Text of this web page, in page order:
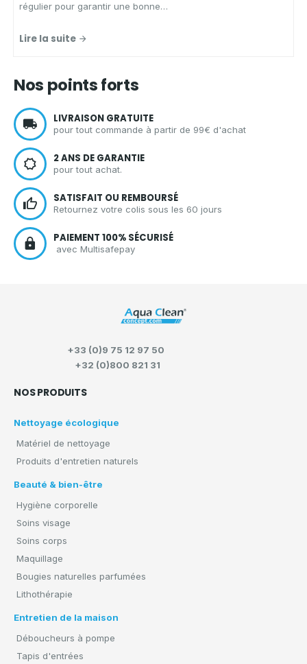
régulier pour garantir une bonne
spécialiste des solutions
d'entretien écologiques et zéro
écologiquepournettoyer votre
cuisineen toute sérénité.
Lire la suite
Nos points forts
LIVRAISON GRATUITE
pour tout commande à partir de 99€ d'achat
2 ANS DE GARANTIE
pour tout achat.
SATISFAIT OU REMBOURSÉ
Retournez votre colis sous les 60 jours
PAIEMENT 100% SÉCURISÉ
avec Multisafepay
NOS PRODUITS
Nettoyage écologique
Matériel de nettoyage
Produits d'entretien naturels
Beauté & bien-être
Hygiène corporelle
Soins visage
Soins corps
Maquillage
Bougies naturelles parfumées
Lithothérapie
Entretien de la maison
Déboucheurs à pompe
Tapis d'entrées
+33 (0)9 75 12 97 50
+32 (0)800 821 31